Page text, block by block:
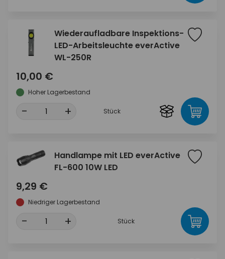
Wiederaufladbare Inspektions-
LED-Arbeitsleuchte everActive
WL-250R
10,00 €
Hoher Lagerbestand
- + Stück
Handlampe mit LED everActive
FL-600 10W LED
9,29 €
Niedriger Lagerbestand
- + Stück